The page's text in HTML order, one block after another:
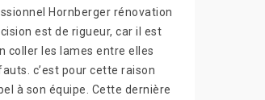
Hornberger rénovation
est de rigueur, car il est
coller les lames entre elles
c’est pour cette raison
à son équipe. Cette dernière